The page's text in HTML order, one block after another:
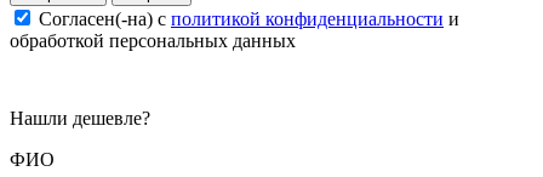
Согласен(-на) c политикой конфиденциальности и
обработкой персональных данных
Нашли дешевле?
ФИО